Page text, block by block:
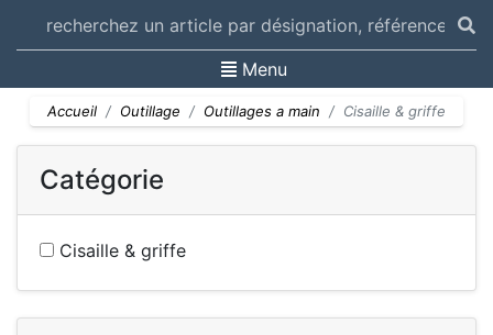
Toggle navigation
Menu
Accueil Outillage Outillages a main Cisaille & griffe
Catégorie
Cisaille & griffe